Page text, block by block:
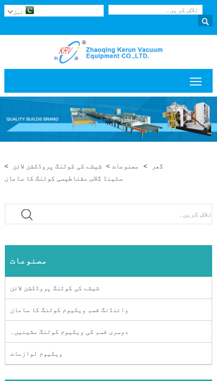

تمل
گھر > مصنوعات > شیشے کی کوٹنگ پروڈکشن لائن
>
سٹینڈ گلاس مقناطیسی کوٹنگ کا سامان
مصنوعات
شیشے کی کوٹنگ پروڈکشن لائن
وائنڈنگ قسم ویکیوم کوٹنگ کا سامان
دوسری قسم کی ویکیوم کوٹنگ مشینیں۔
ویکیوم لوازمات